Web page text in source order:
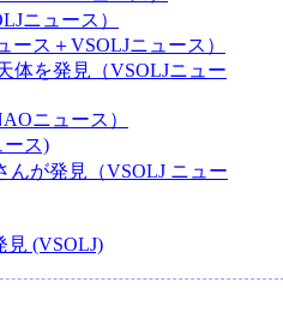
ニュース）
ス＋VSOLJニュース）
体を発見（VSOLJニュー
ニュース）
ース)
んが発見（VSOLJ ニュー
見 (VSOLJ)